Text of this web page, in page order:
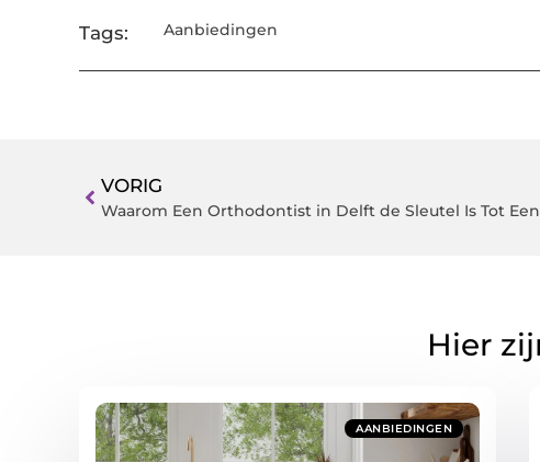
Tags: Aanbiedingen
VORIG
Waarom Een Orthodontist in Delft de Sleutel Is Tot
Hier
AANBIEDINGEN